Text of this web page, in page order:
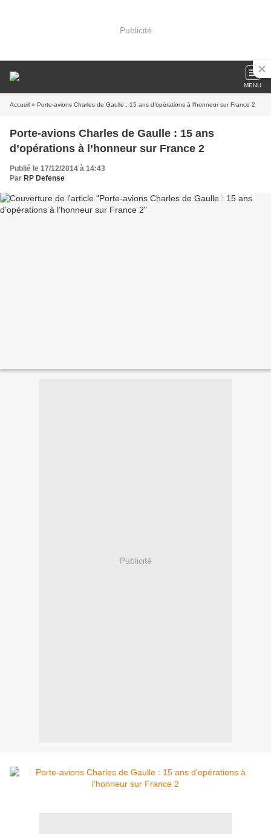
Publicité
MENU
Accueil » Porte-avions Charles de Gaulle : 15 ans d’opérations à l’honneur sur France 2
Porte-avions Charles de Gaulle : 15 ans
d’opérations à l’honneur sur France 2
Publié le 17/12/2014 à 14:43
Par RP Defense
Publicité